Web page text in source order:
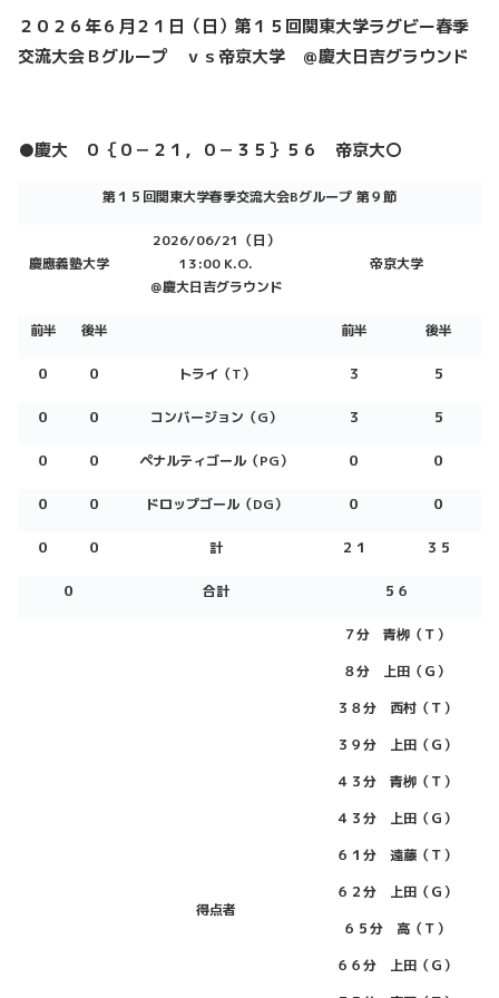
２０２６年６月２１日（日）第１５回関東大学ラグビー春季
交流大会Ｂグループ ｖｓ帝京大学 ＠慶大日吉グラウンド
●慶大 ０｛０－２１，０－３５｝５６ 帝京大〇
第１５回関東大学春季交流大会Bグループ 第９節
慶應義塾大学
2026/06/21（日）
13:00 K.O.
＠慶大日吉グラウンド
帝京大学
前半 後半 前半 後半
０ ０ トライ（T） ３ ５
０ ０ コンバージョン（G） ３ ５
０ ０ ペナルティゴール（PG） ０ ０
０ ０ ドロップゴール（DG） ０ ０
０ ０ 計 ２１ ３５
０ 合計 ５６
得点者
７分 青栁（Ｔ）
８分 上田（Ｇ）
３８分 西村（Ｔ）
３９分 上田（Ｇ）
４３分 青栁（Ｔ）
４３分 上田（Ｇ）
６１分 遠藤（Ｔ）
６２分 上田（Ｇ）
６５分 高（Ｔ）
６６分 上田（Ｇ）